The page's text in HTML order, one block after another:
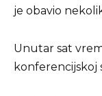
je obavio
Unutar sat
konferencijskoj